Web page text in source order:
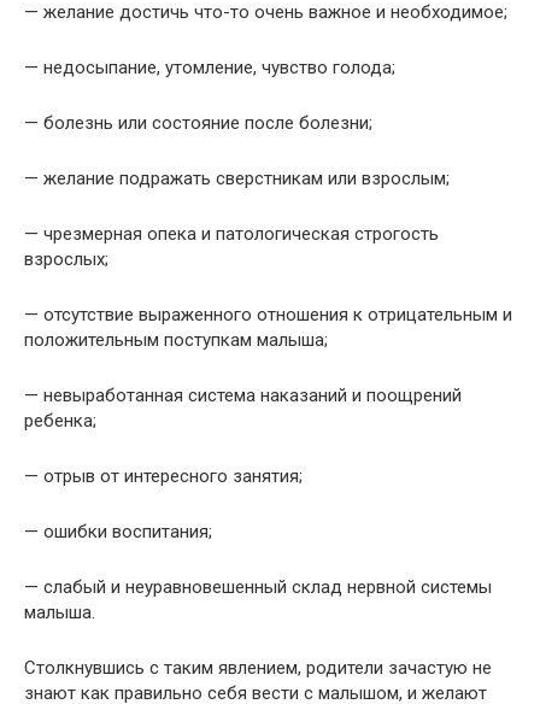
— желание достичь что-то очень важное и необходимое;
— недосыпание, утомление, чувство голода;
— болезнь или состояние после болезни;
— желание подражать сверстникам или взрослым;
— чрезмерная опека и патологическая строгость
взрослых;
— отсутствие выраженного отношения к отрицательным и
положительным поступкам малыша;
— невыработанная система наказаний и поощрений
ребенка;
— отрыв от интересного занятия;
— ошибки воспитания;
— слабый и неуравновешенный склад нервной системы
малыша.
Столкнувшись с таким явлением, родители зачастую не
знают как правильно себя вести с малышом, и желают